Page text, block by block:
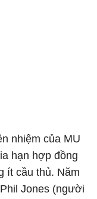
nhiệm của MU
hạn hợp đồng
ít cầu thủ. Năm
Jones (người